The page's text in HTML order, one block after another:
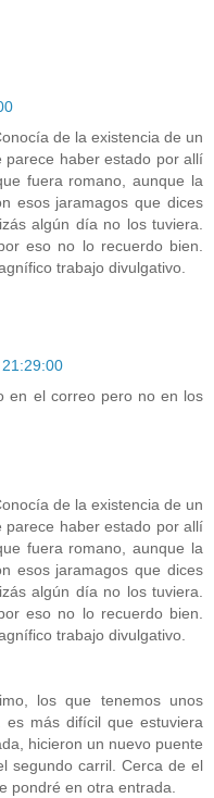
de la existencia de un
parece haber estado por allí
fuera romano, aunque la
esos jaramagos que dices
algún día no los tuviera.
eso no lo recuerdo bien.
trabajo divulgativo.
en el correo pero no en los
de la existencia de un
parece haber estado por allí
fuera romano, aunque la
esos jaramagos que dices
algún día no los tuviera.
eso no lo recuerdo bien.
trabajo divulgativo.
los que tenemos unos
más difícil que estuviera
hicieron un nuevo puente
segundo carril. Cerca de el
pondré en otra entrada.